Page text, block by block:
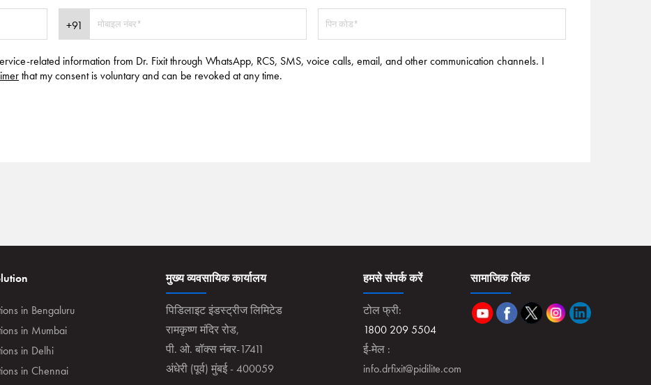
related information from Dr. Fixit through WhatsApp, RCS, SMS, voice calls, email, and other communication channels. I
that my consent is voluntary and can be revoked at any time.
in Bengaluru
in Mumbai
in Delhi
in Chennai
मुख्य व्यवसायिक कार्यालय
पिडिलाइट इंडस्ट्रीज लिमिटेड
रामकृष्ण मंदिर रोड,
पी. ओ. बॉक्स नंबर-17411
अंधेरी (पूर्व) मुंबई - 400059
हमसे संपर्क करें
टोल फ्री:
1800 209 5504
ई-मेल :
info.drfixit@pidilite.com
सामाजिक लिंक